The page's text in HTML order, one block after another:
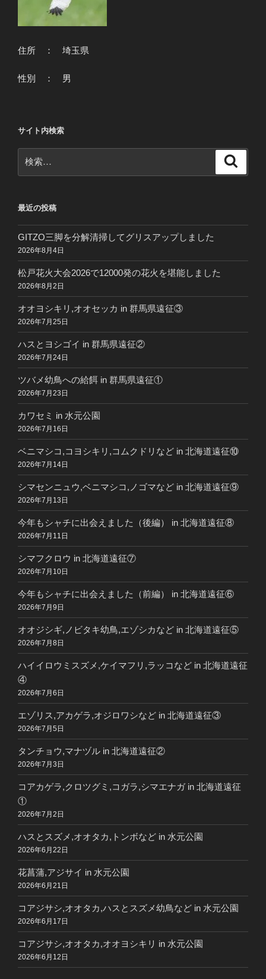
住所 ： 埼玉県
性別 ： 男
サイト内検索
索:
最近の投稿
GITZO三脚を分解清掃してグリスアップしました
2026年8月4日
松戸花火大会2026で12000発の花火を堪能しました
2026年8月2日
オオヨシキリ,オオセッカ in 群馬県遠征③
2026年7月25日
ハスとヨシゴイ in 群馬県遠征②
2026年7月24日
ツバメ幼鳥への給餌 in 群馬県遠征①
2026年7月23日
カワセミ in 水元公園
2026年7月16日
ベニマシコ,コヨシキリ,コムクドリなど in 北海道遠征⑩
2026年7月14日
シマセンニュウ,ベニマシコ,ノゴマなど in 北海道遠征⑨
2026年7月13日
今年もシャチに出会えました（後編） in 北海道遠征⑧
2026年7月11日
シマフクロウ in 北海道遠征⑦
2026年7月10日
今年もシャチに出会えました（前編） in 北海道遠征⑥
2026年7月9日
オオジシギ,ノビタキ幼鳥,エゾシカなど in 北海道遠征⑤
2026年7月8日
ハイイロウミスズメ,ケイマフリ,ラッコなど in 北海道遠征
④
2026年7月6日
エゾリス,アカゲラ,オジロワシなど in 北海道遠征③
2026年7月5日
タンチョウ,マナヅル in 北海道遠征②
2026年7月3日
コアカゲラ,クロツグミ,コガラ,シマエナガ in 北海道遠征
①
2026年7月2日
ハスとスズメ,オオタカ,トンボなど in 水元公園
2026年6月22日
花菖蒲,アジサイ in 水元公園
2026年6月21日
コアジサシ,オオタカ,ハスとスズメ幼鳥など in 水元公園
2026年6月17日
コアジサシ,オオタカ,オオヨシキリ in 水元公園
2026年6月12日